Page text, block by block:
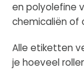
en polyolefine
chemicaliën of
Alle etiketten
je hoeveel